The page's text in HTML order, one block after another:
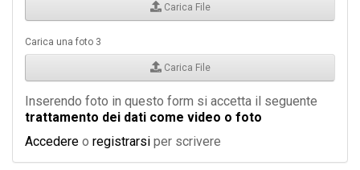
Carica File
Carica una foto 3
Carica File
Inserendo foto in questo form si accetta il seguente
trattamento dei dati come video o foto
Accedere o registrarsi per scrivere